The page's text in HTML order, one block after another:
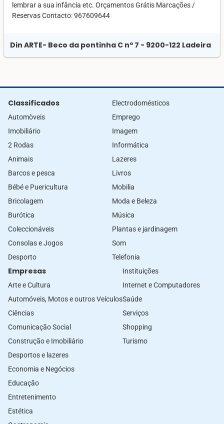
lembrar a sua infância etc. Orçamentos Grátis Marcações /
Reservas Contacto: 967609644
Din ARTE- Beco da pontinha C nº 7 - 9200-122 Ladeira
Classificados
Automòveis
Imobiliário
2 Rodas
Animais
Barcos e pesca
Bébé e Puericultura
Bricolagem
Burótica
Coleccionáveis
Consolas e Jogos
Desporto
Electrodomésticos
Emprego
Imagem
Informática
Lazeres
Livros
Mobilia
Moda e Beleza
Música
Plantas e jardinagem
Som
Telefonia
Empresas
Arte e Cultura
Automóveis, Motos e outros Veículos
Ciências
Comunicação Social
Construção e Imobiliário
Desportos e lazeres
Economia e Negócios
Educação
Entretenimento
Estética
Instituições
Internet e Computadores
Saúde
Serviços
Shopping
Turismo